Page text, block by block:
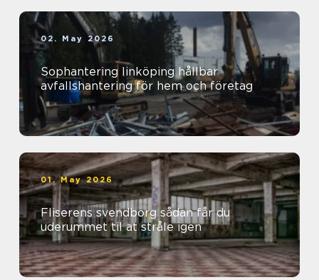
02. May 2026
Sophantering linköping hållbar
avfallshantering för hem och företag
01. May 2026
Fliserens svendborg sådan får du
uderummet til at stråle igen